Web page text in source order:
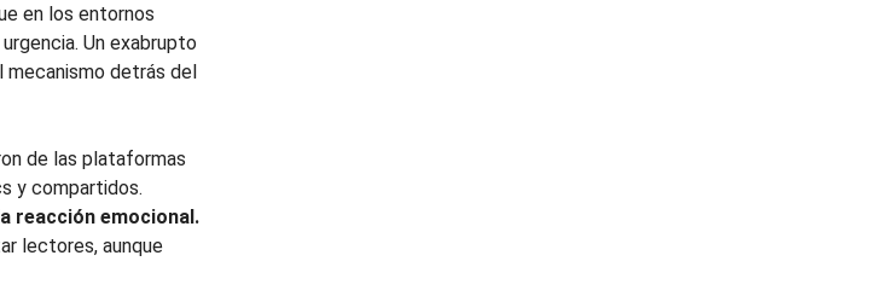
en los entornos
Un exabrupto
mecanismo detrás del
de las plataformas
y compartidos.
reacción emocional.
lectores, aunque